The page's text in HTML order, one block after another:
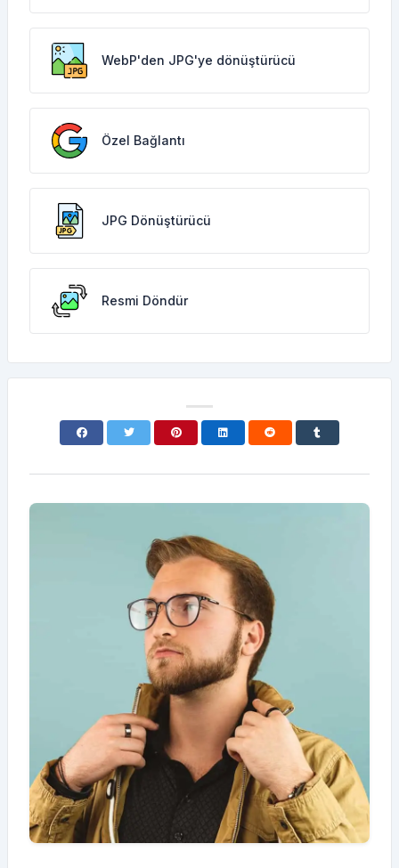
WebP'den JPG'ye dönüştürücü
Özel Bağlantı
JPG Dönüştürücü
Resmi Döndür